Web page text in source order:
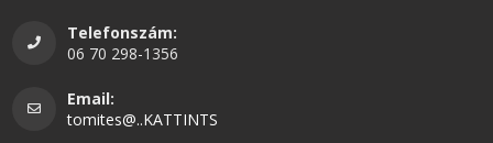
Telefonszám:
06 70 298-1356
Email:
tomites@..KATTINTS